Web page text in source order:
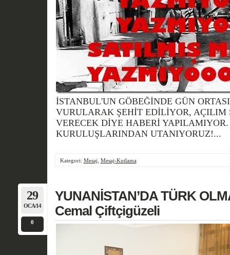
İSTANBUL'UN GÖBEĞİNDE GÜN
VURULARAK ŞEHİT EDİLİYOR, AÇILIM
VERECEK DİYE HABERİ
KURULUŞLARINDAN UTANIYORUZ!...
Kategori: Mesaj Mesaj-Kutlama
29
OCA/14
0
YUNANİSTAN’DA TÜRK
Cemal Çiftçigüzeli